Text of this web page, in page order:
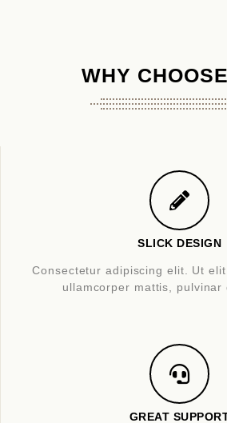
WHY
SLICK DESIGN
Consectetur adipiscing elit. Ut
ullamcorper mattis, pulvinar
GREAT